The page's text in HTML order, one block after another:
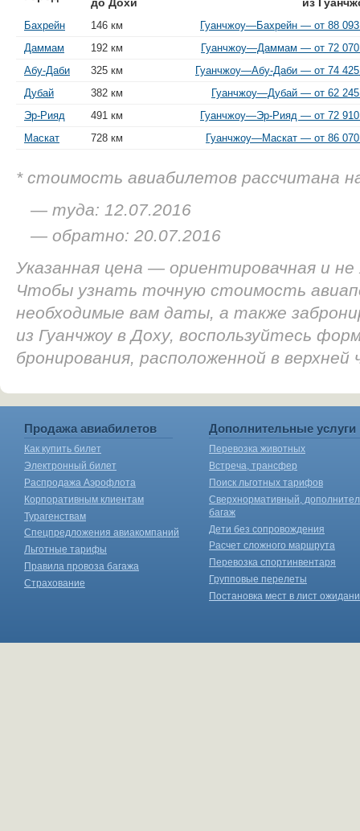
Бахрейн 146 км
Гуанчжоу—Бахрейн — от 88
Даммам
192 км
Гуанчжоу—Даммам — от 72
Абу-Даби
325 км
Гуанчжоу—Абу-Даби — от 74
Дубай
382 км
Гуанчжоу—Дубай — от 62
Эр-Рияд
491 км
Гуанчжоу—Эр-Рияд — от 72
Маскат
728 км Гуанчжоу—Маскат — от 86
* стоимость авиабилетов рассчитана
— туда: 12.07.2016
— обратно: 20.07.2016
Указанная цена — ориентировачная и
Чтобы узнать точную стоимость
необходимые вам даты, а также
из Гуанчжоу в Доху, воспользуйтесь
бронирования, расположенной в
Продажа авиабилетов
Как купить билет
Электронный билет
Распродажа Аэрофлота
Корпоративным клиентам
Турагенствам
Спецпредложения авиакомпаний
Льготные тарифы
Правила провоза багажа
Страхование
Дополнительные услуги
Перевозка животных
Встреча, трансфер
Поиск льготных тарифов
Сверхнормативный,
багаж
Дети без сопровождения
Расчет сложного маршрута
Перевозка спортинвентаря
Групповые перелеты
Постановка мест в лист